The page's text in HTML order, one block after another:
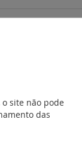
400 V~ - 50A -
V~ - 40A -
o site não pode
das